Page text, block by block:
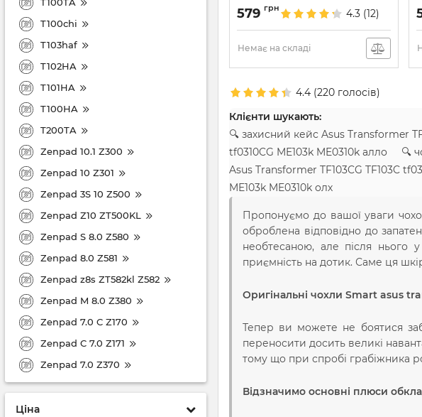
T100chi
T103haf
T102HA
T101HA
T100HA
T200TA
Zenpad 10.1 Z300
Zenpad 10 Z301
Zenpad 3S 10 Z500
Zenpad Z10 ZT500KL
Zenpad S 8.0 Z580
Zenpad 8.0 Z581
Zenpad z8s ZT582kl Z582
Zenpad M 8.0 Z380
Zenpad 7.0 C Z170
Zenpad C 7.0 Z171
Zenpad 7.0 Z370
Ціна
Артикул:934
579 грн 4.3 (12)
Немає на складі
4.4 (220 голосів)
Клієнти шукають:
🔍 захисний кейс Asus Transformer
tf0310CG ME103k ME0310k алло 🔍
Asus Transformer TF103CG TF103C
ME103k ME0310k олх
Пропонуємо до вашої уваги
оброблена відповідно до
необтесаною, але після нього у
приємність на дотик. Саме ця
Оригінальні чохли Smart asus
Тепер ви можете не боятися
переносити досить великі
тому що при спробі грабіжника
Відзначимо основні плюси